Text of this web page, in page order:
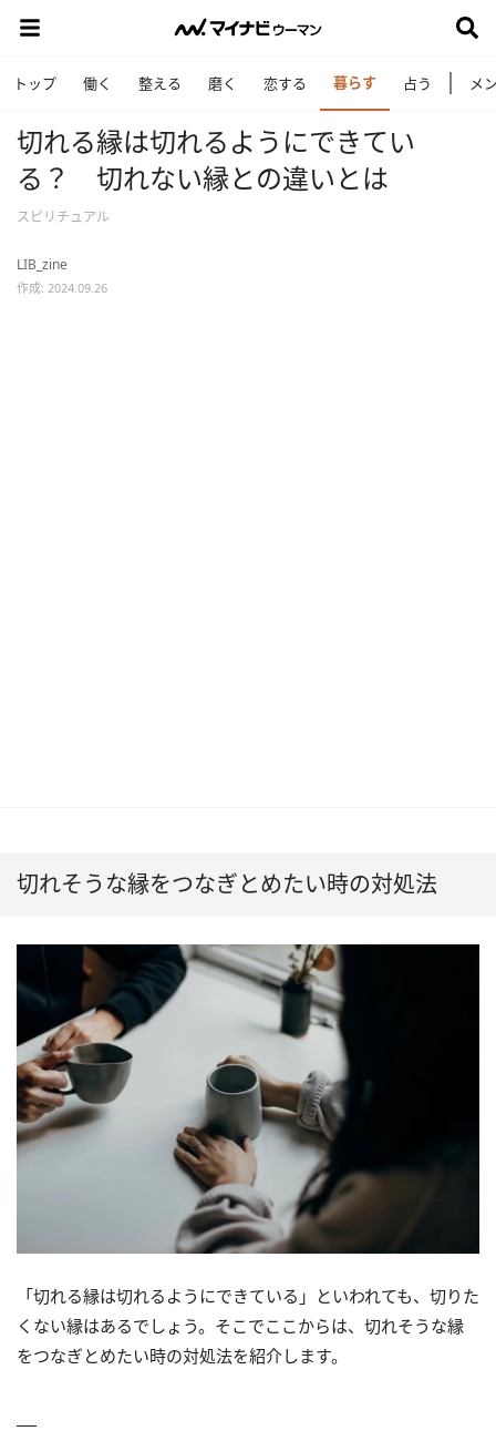
トップ 働く 整える 磨く 恋する 暮らす 占う メ
切れる縁は切れるようにできてい
る？ 切れない縁との違いとは
スピリチュアル
LIB_zine
作成: 2024.09.26
切れそうな縁をつなぎとめたい時の対処法
「切れる縁は切れるようにできている」といわれても、切りた
くない縁はあるでしょう。そこでここからは、切れそうな縁
をつなぎとめたい時の対処法を紹介します。